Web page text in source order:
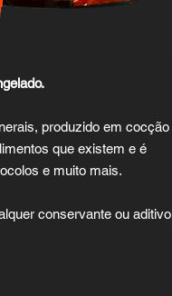
produzido em cocção
que existem e é
e muito mais.
conservante ou aditivo